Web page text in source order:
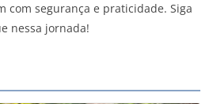
com segurança e praticidade. Siga
nessa jornada!